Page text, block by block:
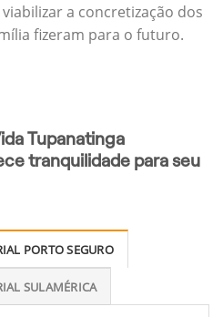
a concretização dos
fizeram para o futuro.
Tupanatinga
tranquilidade para seu
PORTO SEGURO
SULAMÉRICA